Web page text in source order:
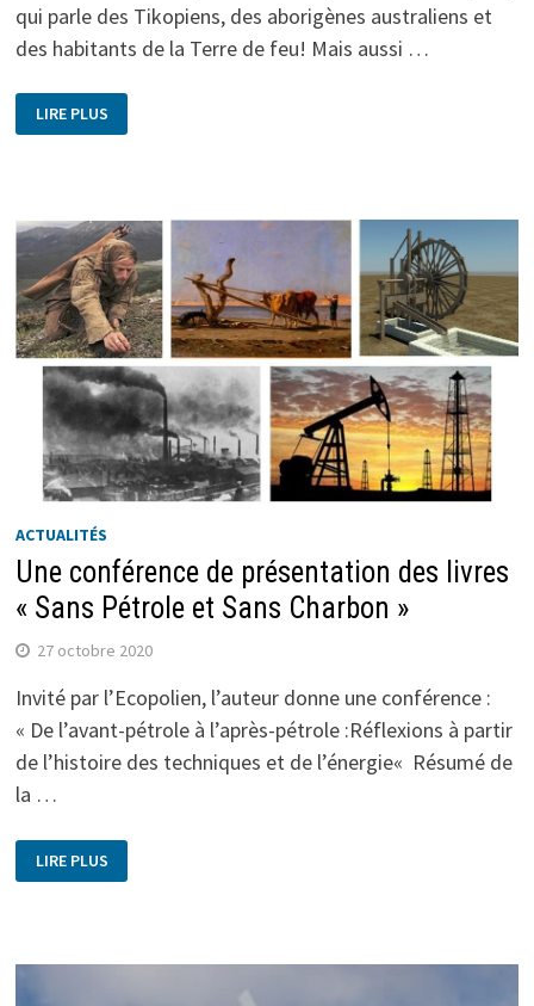
qui parle des Tikopiens, des aborigènes australiens et
des habitants de la Terre de feu! Mais aussi …
LIRE PLUS
ACTUALITÉS
Une conférence de présentation des livres
« Sans Pétrole et Sans Charbon »
27 octobre 2020
Invité par l’Ecopolien, l’auteur donne une conférence :
« De l’avant-pétrole à l’après-pétrole :Réflexions à partir
de l’histoire des techniques et de l’énergie« Résumé de
la …
LIRE PLUS